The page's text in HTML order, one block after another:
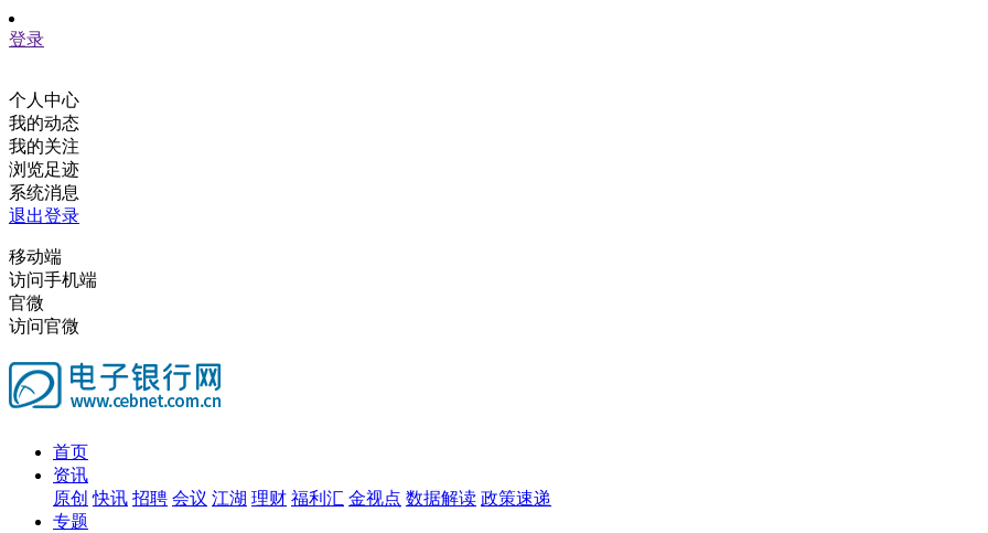
登录
个人中心
我的动态
我的关注
浏览足迹
系统消息
退出登录
移动端
访问手机端
官微
访问官微
首页
资讯
原创 快讯 招聘 会议 江湖 理财 福利汇 金视点 数据解读 政策速递
专题